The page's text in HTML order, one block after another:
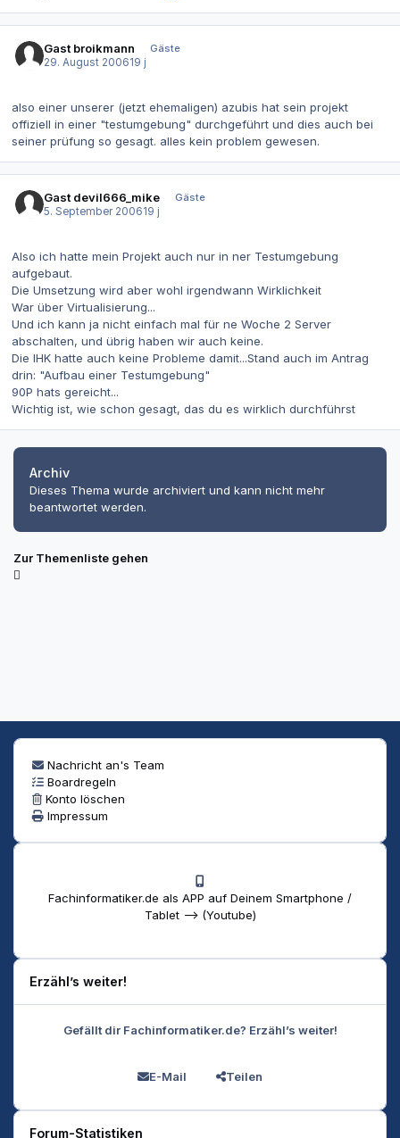
Gast broikmann
Gäste
29. August 200619 j
also einer unserer (jetzt ehemaligen) azubis hat sein projekt
offiziell in einer "testumgebung" durchgeführt und dies auch bei
seiner prüfung so gesagt. alles kein problem gewesen.
Gast devil666_mike
Gäste
5. September 200619 j
Also ich hatte mein Projekt auch nur in ner Testumgebung
aufgebaut.
Die Umsetzung wird aber wohl irgendwann Wirklichkeit
War über Virtualisierung...
Und ich kann ja nicht einfach mal für ne Woche 2 Server
abschalten, und übrig haben wir auch keine.
Die IHK hatte auch keine Probleme damit...Stand auch im Antrag
drin: "Aufbau einer Testumgebung"
90P hats gereicht...
Wichtig ist, wie schon gesagt, das du es wirklich durchführst
Archiv
Dieses Thema wurde archiviert und kann nicht mehr
beantwortet werden.
Zur Themenliste gehen
Nachricht an's Team
Boardregeln
Konto löschen
Impressum
Fachinformatiker.de als APP auf Deinem Smartphone /
Tablet --> (Youtube)
Erzähl’s weiter!
Gefällt dir Fachinformatiker.de? Erzähl’s weiter!
E-Mail Teilen
Forum-Statistiken